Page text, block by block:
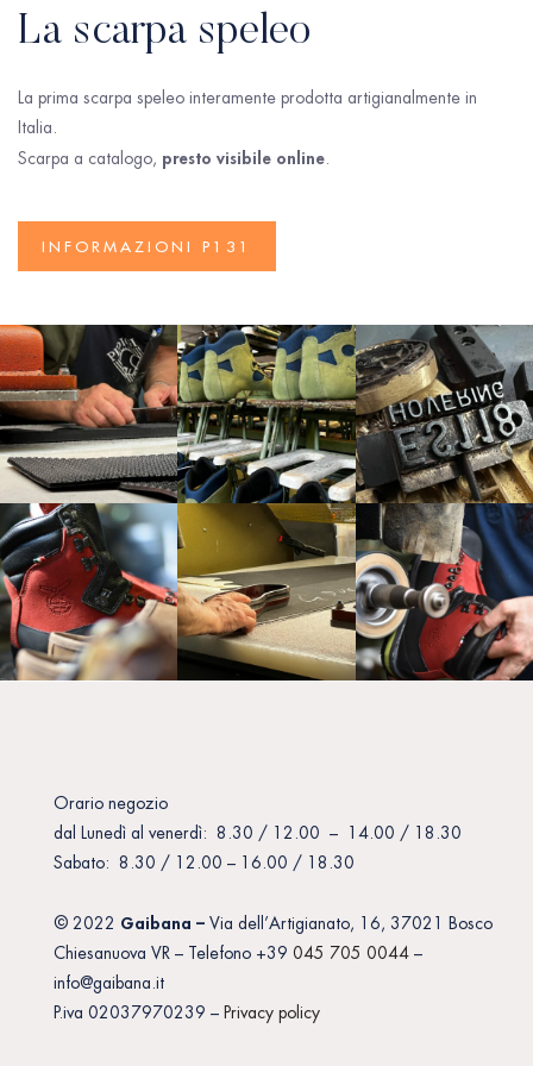
La scarpa speleo
La prima scarpa speleo interamente prodotta artigianalmente in
Italia.
Scarpa a catalogo, presto visibile online.
INFORMAZIONI P131
Orario negozio
dal Lunedì al venerdì: 8.30 / 12.00 – 14.00 / 18.30
Sabato: 8.30 / 12.00 – 16.00 / 18.30
© 2022 Gaibana – Via dell’Artigianato, 16, 37021 Bosco
Chiesanuova VR – Telefono +39 045 705 0044 –
info@gaibana.it
P.iva 02037970239 – Privacy policy